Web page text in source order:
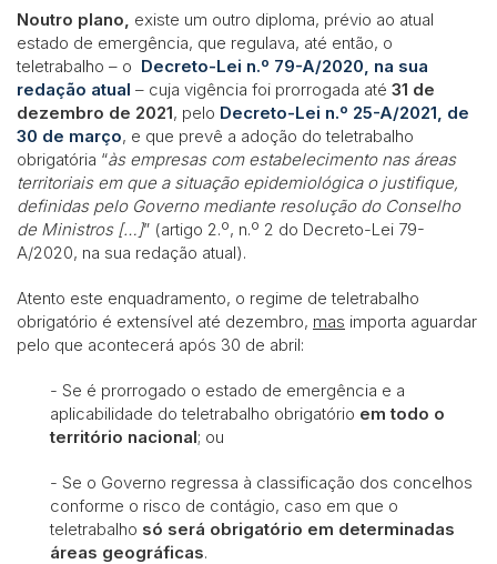
Noutro plano, existe um outro diploma, prévio ao atual
estado de emergência, que regulava, até então, o
teletrabalho – o Decreto-Lei n.º 79-A/2020, na sua
redação atual – cuja vigência foi prorrogada até 31 de
dezembro de 2021, pelo Decreto-Lei n.º 25-A/2021, de
30 de março, e que prevê a adoção do teletrabalho
obrigatória “às empresas com estabelecimento nas áreas
territoriais em que a situação epidemiológica o justifique,
definidas pelo Governo mediante resolução do Conselho
de Ministros […]” (artigo 2.º, n.º 2 do Decreto-Lei 79-
A/2020, na sua redação atual).
Atento este enquadramento, o regime de teletrabalho
obrigatório é extensível até dezembro, mas importa aguardar
pelo que acontecerá após 30 de abril:
- Se é prorrogado o estado de emergência e a
aplicabilidade do teletrabalho obrigatório em todo o
território nacional; ou
- Se o Governo regressa à classificação dos concelhos
conforme o risco de contágio, caso em que o
teletrabalho só será obrigatório em determinadas
áreas geográficas.